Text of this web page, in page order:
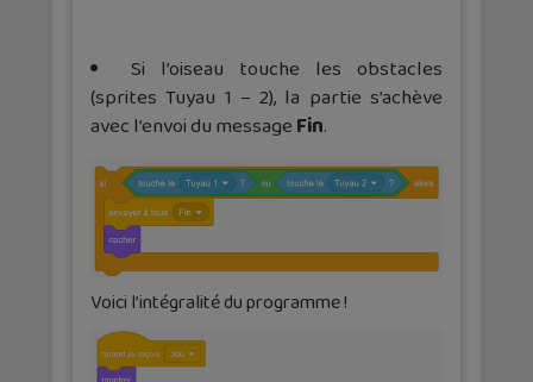
Si l’oiseau touche les obstacles
(sprites Tuyau 1 – 2), la partie s’achève
avec l’envoi du messageFin.
Voici l’intégralité du programme !